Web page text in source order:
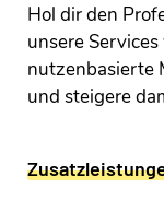
Hol dir den
unsere
nutzenbasierte
und steigere